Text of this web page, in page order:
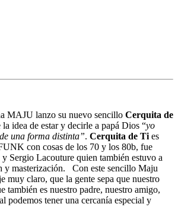
MAJU lanzo su nuevo sencillo Cerquita de
la idea de estar y decirle a papá Dios “yo
de una forma distinta”. Cerquita de Ti es
con cosas de los 70 y los 80b, fue
Sergio Lacouture quien también estuvo a
y masterización.
Con este sencillo Maju
muy claro, que la gente sepa que nuestro
también es nuestro padre, nuestro amigo,
podemos tener una cercanía especial y